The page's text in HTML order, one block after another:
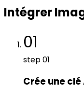
Intégrer
01
step01
Crée une clé